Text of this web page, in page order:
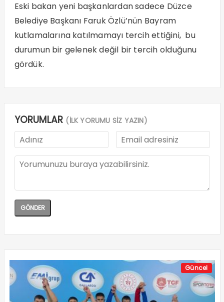
Eski bakan yeni başkanlardan sadece Düzce
Belediye Başkanı Faruk Özlü’nün Bayram
kutlamalarına katılmamayı tercih ettiğini, bu
durumun bir gelenek değil bir tercih olduğunu
gördük.
YORUMLAR (İLK YORUMU SİZ YAZIN)
Güncel